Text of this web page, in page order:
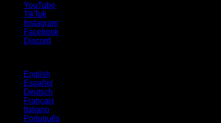
YouTube
TikTok
Instagram
Facebook
Discord
English
Español
Deutsch
Français
Italiano
Português